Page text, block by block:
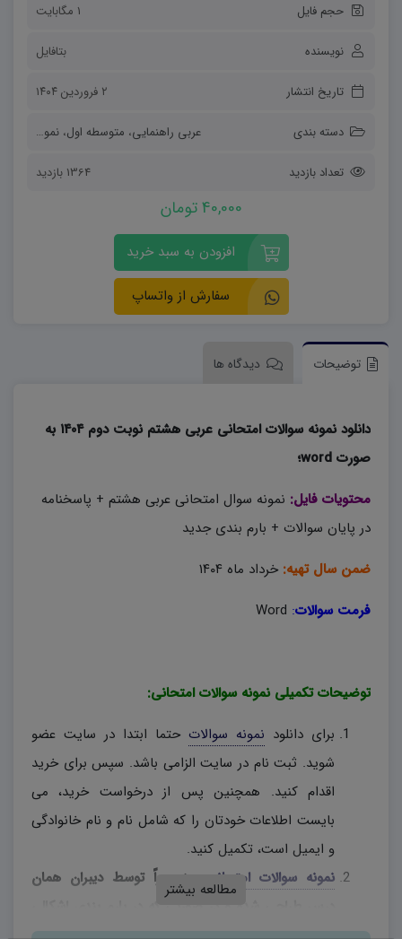
حجم فایل 1 مگابایت
نویسنده بتافایل
تاریخ انتشار ۲ فروردین ۱۴۰۴
دسته بندی عربی راهنمایی، متوسطه اول، نمونه سوالات
تعداد بازدید 1364 بازدید
40,000 تومان
افزودن به سبد خرید
سفارش از واتساپ
توضیحات دیدگاه ها
دانلود نمونه سوالات امتحانی عربی هشتم نوبت دوم ۱۴۰۴ به
صورت word؛
محتویات فایل: نمونه سوال امتحانی عربی هشتم + پاسخنامه
در پایان سوالات + بارم بندی جدید
ضمن سال تهیه: خرداد ماه ۱۴۰۴
فرمت سوالات:
توضیحات تکمیلی نمونه سوالات امتحانی:
برای دانلود نمونه سوالات حتما ابتدا در سایت عضو
شوید. ثبت نام در سایت الزامی باشد. سپس برای خرید
اقدام کنید. همچنین پس از درخواست خرید، می
بایست اطلاعات خودتان را که شامل نام و نام خانوادگی
و ایمیل است، تکمیل کنید.
نمونه سوالات امتحانی
، منحصراً توسط دیبران همان
مطالعه بیشتر